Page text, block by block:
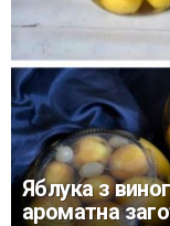
Яблука з
ароматна